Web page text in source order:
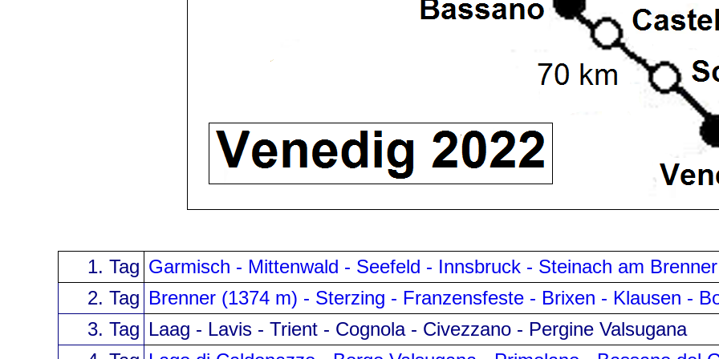
1. Tag Garmisch - Mittenwald - Seefeld - Innsbruck - Steinach am Brenner
2. Tag Brenner (1374 m) - Sterzing - Franzensfeste - Brixen - Klausen -
3. Tag Laag - Lavis - Trient - Cognola - Civezzano - Pergine Valsugana